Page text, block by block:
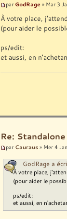
par GodRage » Mar 3
À votre place,
(pour aider le
ps/edit:
et aussi, en
Re:
par Cauraus » Mer 4
GodRage a
À votre place,
(pour aider le
ps/edit:
et aussi, en